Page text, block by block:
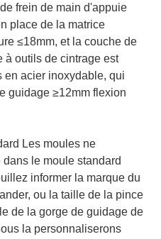
frein de main d'appuie
place de la matrice
≤18mm, et la couche de
à outils de cintrage est
en acier inoxydable, qui
guidage ≥12mm flexion
Les moules ne
le moule standard
informer la marque du
ou la taille de la pince
de la gorge de guidage de
la personnaliserons